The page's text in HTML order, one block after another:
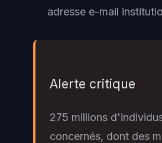
adresse e-mail
Alerte critique
275 millions
concernés, dont des